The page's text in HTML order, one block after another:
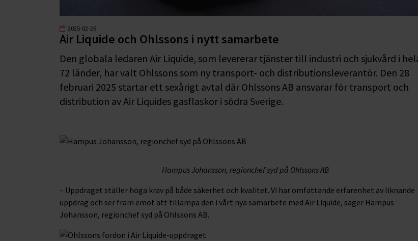
2025-02-26
Air Liquide och Ohlssons i nytt samarbete
Den globala ledaren Air Liquide, som levererar tjänster till industri och sjukvård i
72 länder, har valt Ohlssons som ny transport- och distributionsleverantör. Den 28
februari 2025 startar ett sexårigt avtal där Ohlssons AB ansvarar för transport och
distribution av Air Liquides gasflaskor i södra Sverige.
Hampus Johansson, regionchef syd på Ohlssons AB
– Uppdraget ställer höga krav på både säkerhet och kvalitet. Vi har omfattande erfarenhet av liknande
uppdrag och ser fram emot att tillämpa den i vårt nya samarbete med Air Liquide, säger Hampus
Johansson, regionchef syd på Ohlssons AB.